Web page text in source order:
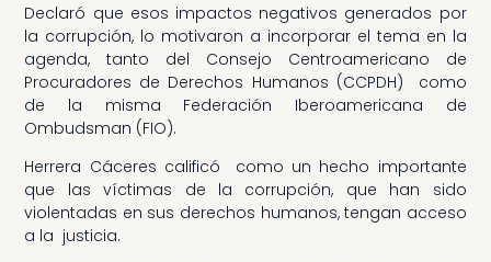
Declaró que esos impactos negativos generados por
la corrupción, lo motivaron a incorporar el tema en la
agenda, tanto del Consejo Centroamericano de
Procuradores de Derechos Humanos (CCPDH) como
de la misma Federación Iberoamericana de
Ombudsman (FIO).
Herrera Cáceres calificó como un hecho importante
que las víctimas de la corrupción, que han sido
violentadas en sus derechos humanos, tengan acceso
a la justicia.